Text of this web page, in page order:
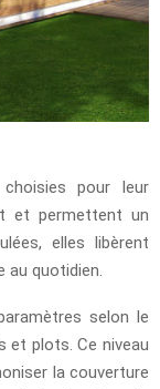
pour leur
et permettent un
elles libèrent
au quotidien.
selon le
et plots. Ce niveau
la couverture